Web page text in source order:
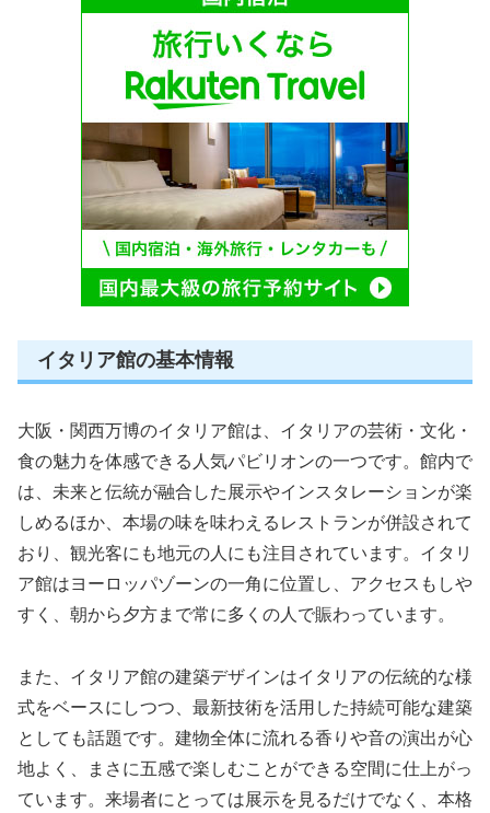
イタリア館の基本情報
大阪・関西万博のイタリア館は、イタリアの芸術・文化・
食の魅力を体感できる人気パビリオンの一つです。館内で
は、未来と伝統が融合した展示やインスタレーションが楽
しめるほか、本場の味を味わえるレストランが併設されて
おり、観光客にも地元の人にも注目されています。イタリ
ア館はヨーロッパゾーンの一角に位置し、アクセスもしや
すく、朝から夕方まで常に多くの人で賑わっています。
また、イタリア館の建築デザインはイタリアの伝統的な様
式をベースにしつつ、最新技術を活用した持続可能な建築
としても話題です。建物全体に流れる香りや音の演出が心
地よく、まさに五感で楽しむことができる空間に仕上がっ
ています。来場者にとっては展示を見るだけでなく、本格